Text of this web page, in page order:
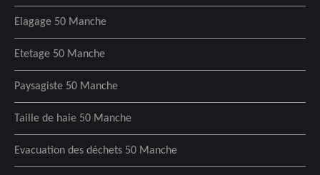
Elagage 50 Manche
Etetage 50 Manche
Paysagiste 50 Manche
Taille de haie 50 Manche
Evacuation des déchets 50 Manche